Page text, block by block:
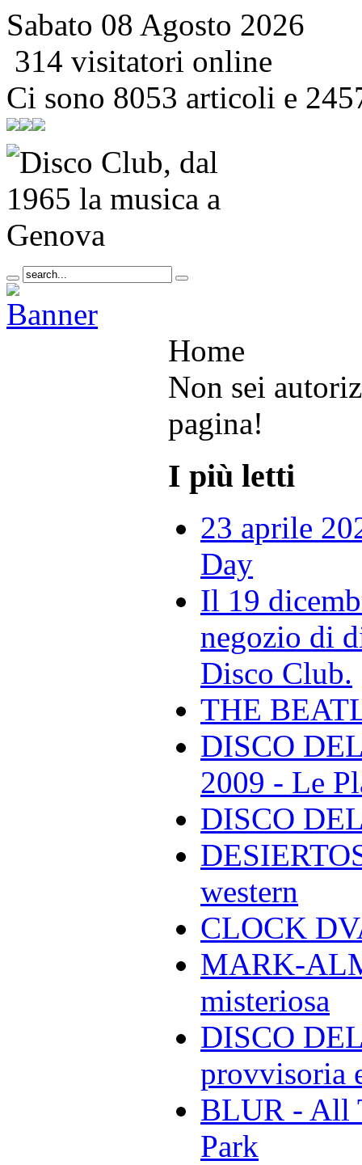
Sabato 08 Agosto 2026
314 visitatori online
Ci sono 8053 articoli e
Home
Non sei
pagina!
I più letti
23 aprile
Day
Il 19
negozio di
Disco Club.
THE
DISCO
2009 - Le
DISCO
western
CLOCK
MARK-
misteriosa
DISCO
provvisoria
BLUR - All
Park